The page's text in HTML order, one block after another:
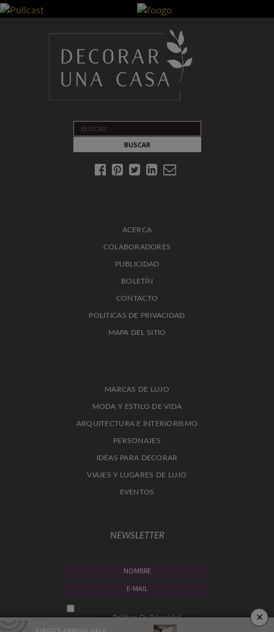
ACERCA
COLABORADORES
PUBLICIDAD
BOLETÍN
CONTACTO
POLITICAS DE PRIVACIDAD
MAPA DEL SITIO
MARCAS DE LUJO
MODA Y ESTILO DE VIDA
ARQUITECTURA E INTERIORISMO
PERSONAJES
IDEAS PARA DECORAR
VIAJES Y LUGARES DE LUJO
EVENTOS
NEWSLETTER
aceptaPoliticas De Privacidad. ×